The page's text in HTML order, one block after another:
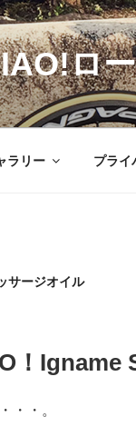
ロ
ラリー プライ
サージオイル
！Igname
・・。